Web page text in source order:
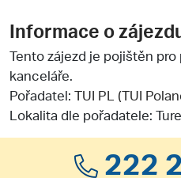
Informace o
Tento zájezd je pojištěn
kanceláře.
Pořadatel: TUI PL (TUI
Lokalita dle pořadatele:
222